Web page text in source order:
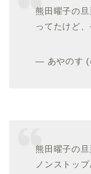
熊田曜子の
ってたけど
— あやのす
熊田曜子の旦
ノンストッ